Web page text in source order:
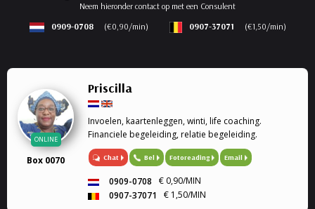
Neem hieronder contact op met een Consulent
0909-0708
(€0,90/min) 0907-37071 (€1,50/min)
ONLINE
Box 0070
Priscilla
Invoelen, kaartenleggen, winti, life coaching.
Financiele begeleiding, relatie begeleiding.
Chat Bel Fotoreading Email
0909-0708
€ 0,90/MIN
0907-37071
€ 1,50/MIN